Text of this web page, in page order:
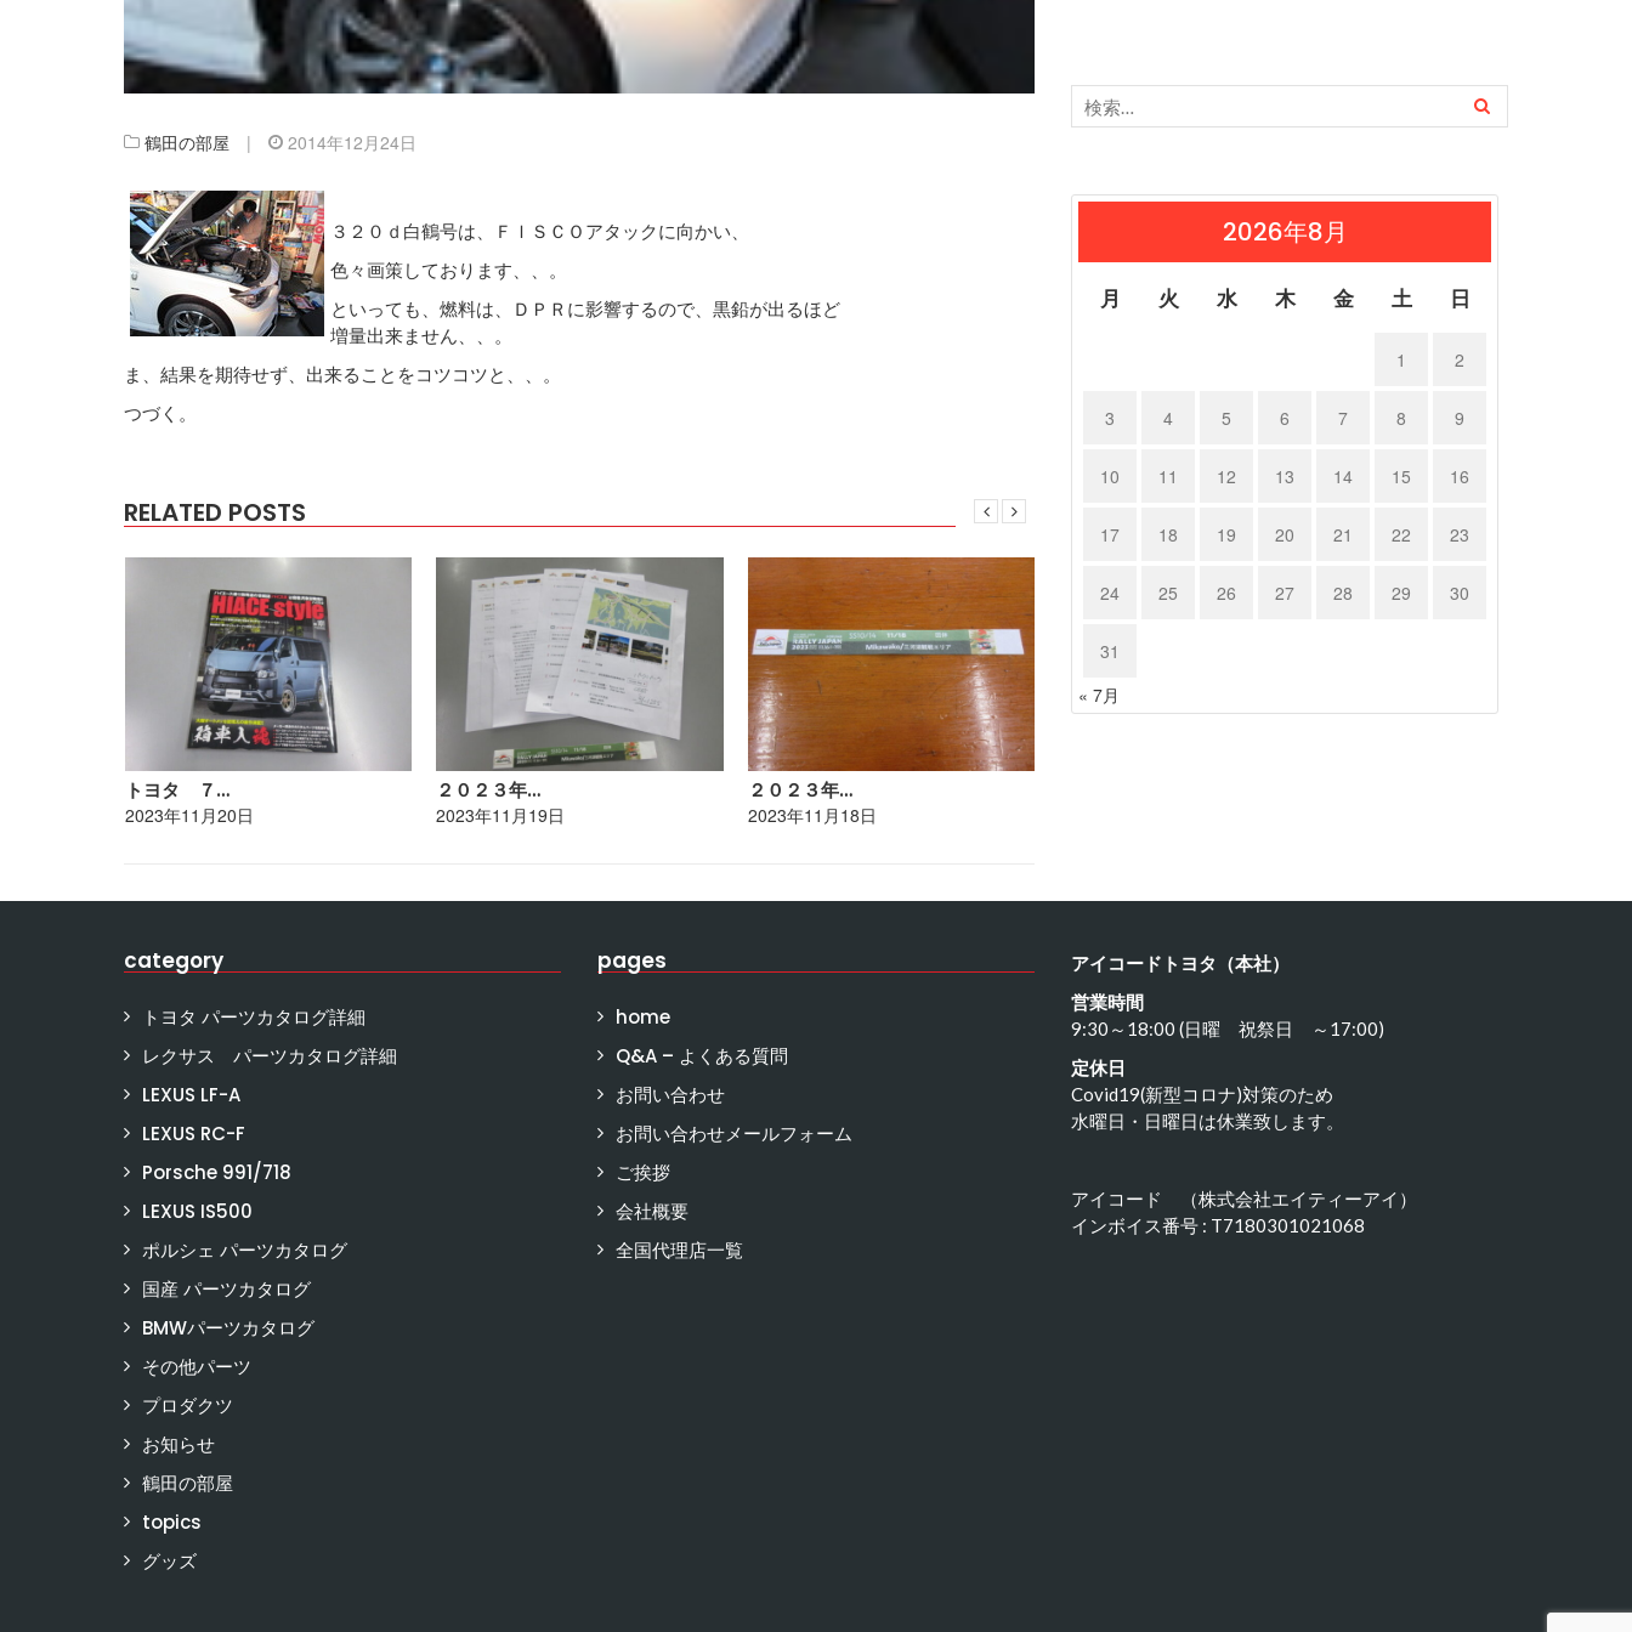
鶴田の部屋 | 2014年12月24日
３２０ｄ白鶴号は、ＦＩＳＣＯアタックに向かい、
色々画策しております、、。
といっても、燃料は、ＤＰＲに影響するので、黒鉛が出るほど
増量出来ません、、。
ま、結果を期待せず、出来ることをコツコツと、、。
つづく。
RELATED POSTS
トヨタ ７…
2023年11月20日
２０２３年…
2023年11月19日
２０２３年…
2023年11月18日
2026年8月
月 火 水 木 金 土 日
1 2
3 4 5 6 7 8 9
10 11 12 13 14 15 16
17 18 19 20 21 22 23
24 25 26 27 28 29 30
31
« 7月
category
トヨタ パーツカタログ詳細
レクサス パーツカタログ詳細
LEXUS LF-A
LEXUS RC-F
Porsche 991/718
LEXUS IS500
ポルシェ パーツカタログ
国産 パーツカタログ
BMWパーツカタログ
その他パーツ
プロダクツ
お知らせ
鶴田の部屋
topics
グッズ
pages
home
Q&A – よくある質問
お問い合わせ
お問い合わせメールフォーム
ご挨拶
会社概要
全国代理店一覧
アイコードトヨタ（本社）
営業時間
9:30～18:00 (日曜 祝祭日 ～17:00)
定休日
Covid19(新型コロナ)対策のため
水曜日・日曜日は休業致します。
アイコード （株式会社エイティーアイ）
インボイス番号 : T7180301021068